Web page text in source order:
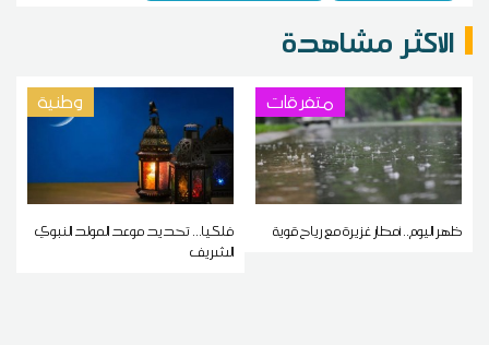
الاكثر مشاهدة
متفرقات
ظهر اليوم.. أمطار غزيرة مع رياح قوية
وطنية
فلكيا... تحديد موعد المولد النبوي
الشريف